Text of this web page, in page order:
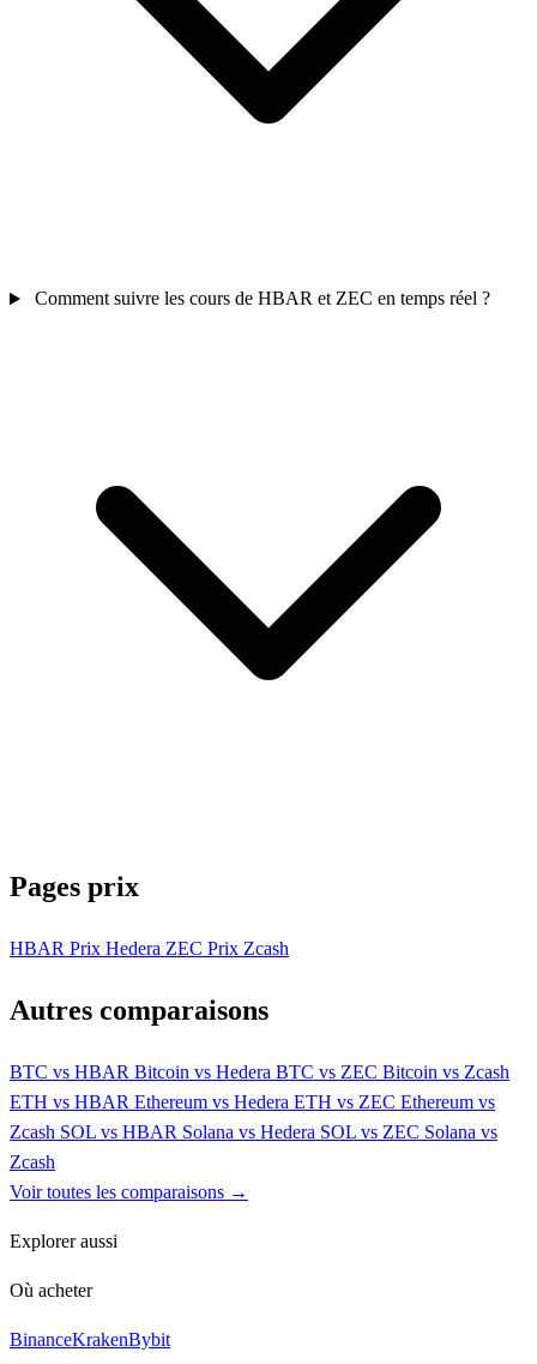
Comment suivre les cours de HBAR et ZEC en temps réel ?
Pages prix
HBAR Prix Hedera ZEC Prix Zcash
Autres comparaisons
BTC vs HBAR Bitcoin vs Hedera BTC vs ZEC Bitcoin vs Zcash
ETH vs HBAR Ethereum vs Hedera ETH vs ZEC Ethereum vs
Zcash SOL vs HBAR Solana vs Hedera SOL vs ZEC Solana vs
Zcash
Voir toutes les comparaisons →
Explorer aussi
Où acheter
BinanceKrakenBybit